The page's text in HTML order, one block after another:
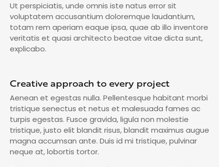
Ut perspiciatis, unde omnis iste natus error sit
voluptatem accusantium doloremque laudantium,
totam rem aperiam eaque ipsa, quae ab illo inventore
veritatis et quasi architecto beatae vitae dicta sunt,
explicabo.
Creative approach to every project
Aenean et egestas nulla. Pellentesque habitant morbi
tristique senectus et netus et malesuada fames ac
turpis egestas. Fusce gravida, ligula non molestie
tristique, justo elit blandit risus, blandit maximus augue
magna accumsan ante. Duis id mi tristique, pulvinar
neque at, lobortis tortor.